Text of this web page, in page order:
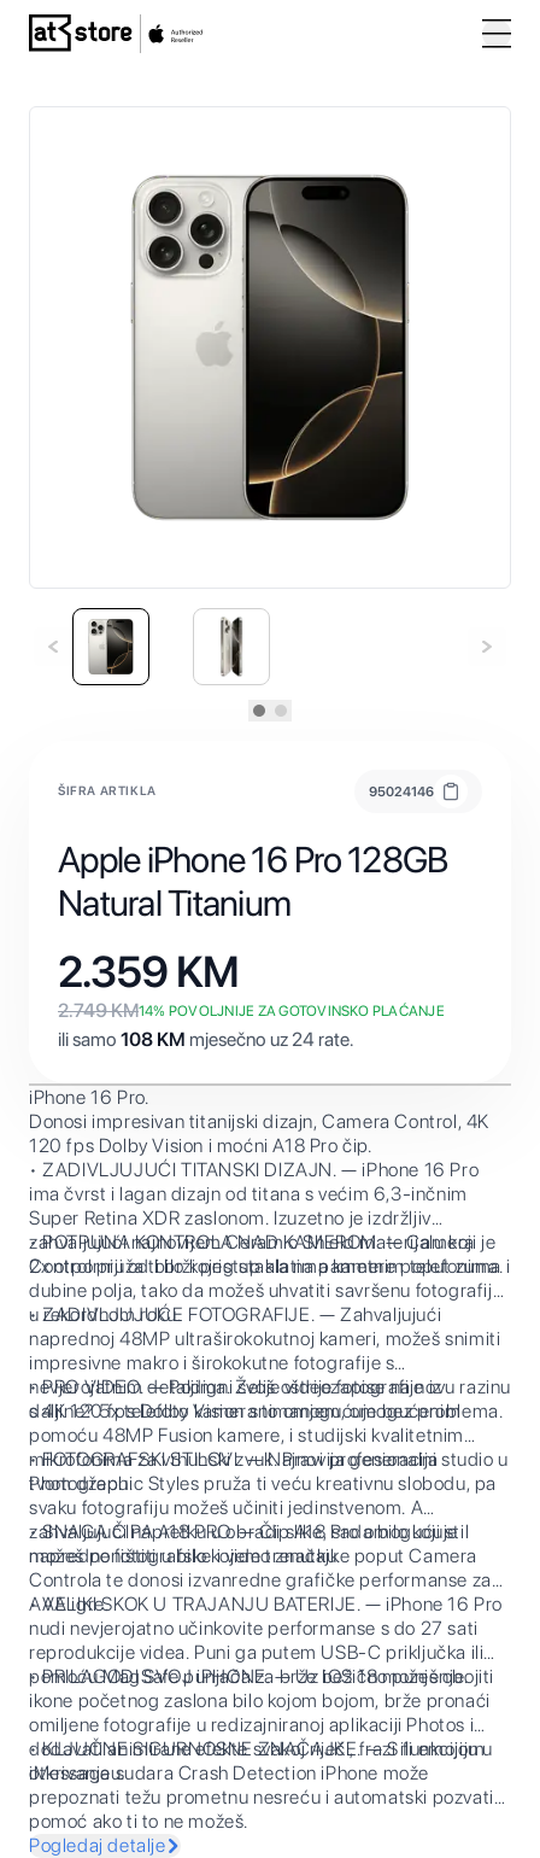
Posjetite početnu stranicu AT Store
ŠIFRA ARTIKLA 95024146
Apple iPhone 16 Pro 128GB
Natural Titanium
2.359 KM
2.749KM14% POVOLJNIJE ZA GOTOVINSKO PLAĆANJE
ili samo 108 KM mjesečno uz 24 rate.
iPhone 16 Pro.
Donosi impresivan titanijski dizajn, Camera Control, 4K
120 fps Dolby Vision i moćni A18 Pro čip.
• ZADIVLJUJUĆI TITANSKI DIZAJN. — iPhone 16 Pro
ima čvrst i lagan dizajn od titana s većim 6,3-inčnim
Super Retina XDR zaslonom. Izuzetno je izdržljiv
zahvaljujući najnovijem Ceramic Shield materijalu koji je
2x otporniji od bilo kojeg stakla na pametnim telefonima.
• POTPUNA KONTROLA NAD KAMEROM. — Camera
Control pruža ti brži pristup alatima kamere poput zuma i
dubine polja, tako da možeš uhvatiti savršenu fotografiju
u rekordnom roku.
• ZADIVLJUJUĆE FOTOGRAFIJE. — Zahvaljujući
naprednoj 48MP ultraširokokutnoj kameri, možeš snimiti
impresivne makro i širokokutne fotografije s
nevjerojatnim detaljima. Želiš oštrije fotografije iz
daljine? 5x telefoto kamera to omogućuje bez problema.
• PRO VIDEO. — Podigni svoje videozapise na novu razinu
s 4K 120 fps Dolby Vision snimanjem, omogućenim
pomoću 48MP Fusion kamere, i studijski kvalitetnim
mikrofonima za vrhunski zvuk. Pravi profesionalni studio u
tvom džepu.
• FOTOGRAFSKI STILOVI. — Najnovija generacija
Photographic Styles pruža ti veću kreativnu slobodu, pa
svaku fotografiju možeš učiniti jedinstvenom. A
zahvaljujući napretku u obradi slike, sada bilo koji stil
možeš poništiti u bilo kojem trenutku.
• SNAGA ČIPA A18 PRO. — Čip A18 Pro omogućuje
napredne fotografske i video značajke poput Camera
Controla te donosi izvanredne grafičke performanse za
AAA igre.
• VELIKI SKOK U TRAJANJU BATERIJE. — iPhone 16 Pro
nudi nevjerojatno učinkovite performanse s do 27 sati
reprodukcije videa. Puni ga putem USB-C priključka ili
pomoću MagSafe punjača za brže bežično punjenje.
• PRILAGODI SVOJ iPHONE. — Uz iOS 18 možeš obojiti
ikone početnog zaslona bilo kojom bojom, brže pronaći
omiljene fotografije u redizajniranoj aplikaciji Photos i
dodavati animirane efekte svakoj riječi, frazi ili emojiju u
iMessageu.
• KLJUČNE SIGURNOSNE ZNAČAJKE. — S funkcijom
otkrivanja sudara Crash Detection iPhone može
prepoznati težu prometnu nesreću i automatski pozvati
pomoć ako ti to ne možeš.
Pogledaj detalje